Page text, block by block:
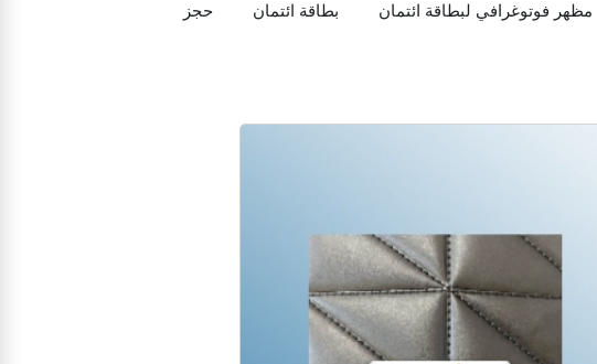
حجز بطاقة ائتمان مظهر فوتوغرافي لبطاقة ائتمان